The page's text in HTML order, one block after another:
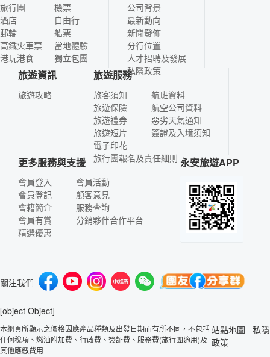
旅行團
酒店
郵輪
高鐵火車票
港玩港食
機票
自由行
船票
當地體驗
獨立包團
公司背景
最新動向
新聞發佈
分行位置
人才招聘及發展
私隱政策
旅遊資訊
旅遊攻略
旅遊服務
旅客須知
旅遊保險
旅遊禮券
旅遊短片
電子印花
航班資料
航空公司資料
惡劣天氣通知
簽證及入境須知
旅行團報名及責任細則
更多服務與支援
會員登入
會員登記
會籍簡介
會員有賞
精選優惠
會員活動
顧客意見
服務查詢
分銷夥伴合作平台
永安旅遊APP
關注我們
[object Object]
本網頁所顯示之價格因應產品種類及出發日期而有所不同，不包括
任何稅項、燃油附加費、行政費、簽証費、服務費(旅行團適用)及
其他應繳費用
站點地圖 | 私隱
政策